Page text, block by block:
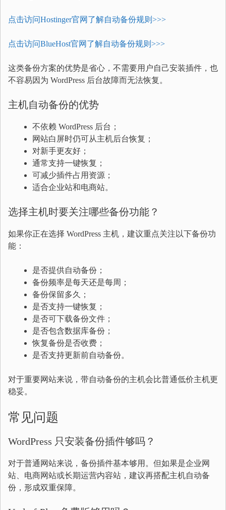
点击访问Hostinger官网了解自动备份规则>>>
点击访问BlueHost官网了解自动备份规则>>>
这类备份方案的优势是省心，不需要用户自己安装插件，也
不容易因为 WordPress 后台故障而无法恢复。
主机自动备份的优势
不依赖 WordPress 后台；
网站白屏时仍可从主机后台恢复；
对新手更友好；
通常支持一键恢复；
可减少插件占用资源；
适合企业站和电商站。
选择主机时要关注哪些备份功能？
如果你正在选择 WordPress 主机，建议重点关注以下备份功
能：
是否提供自动备份；
备份频率是每天还是每周；
备份保留多久；
是否支持一键恢复；
是否可下载备份文件；
是否包含数据库备份；
恢复备份是否收费；
是否支持更新前自动备份。
对于重要网站来说，带自动备份的主机会比普通低价主机更
稳妥。
常见问题
WordPress 只安装备份插件够吗？
对于普通网站来说，备份插件基本够用。但如果是企业网
站、电商网站或长期运营内容站，建议再搭配主机自动备
份，形成双重保障。